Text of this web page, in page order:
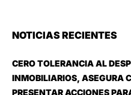
NOTICIAS RECIENTES
CERO TOLERANCIA AL
INMOBILIARIOS, ASEGURA
PRESENTAR ACCIONES